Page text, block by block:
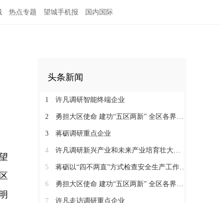
热点专题 望城手机报 国内国际
头条新闻
1 许凡调研智能终端企业
2 勇担大区使命 建功“五区两新” 全区各界学习贯彻区党代会精神（四）
3 蒋砺调研重点企业
4 许凡调研新兴产业和未来产业培育壮大工作
5 蒋砺以“四不两直”方式检查安全生产工作并慰问一线劳动者
6 勇担大区使命 建功“五区两新” 全区各界学习贯彻区党代会精神（三）
7 许凡走访调研重点企业